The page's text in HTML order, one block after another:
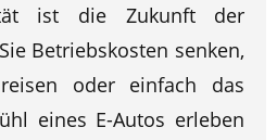
ist die Zukunft der
Betriebskosten senken,
oder einfach das
eines E-Autos erleben